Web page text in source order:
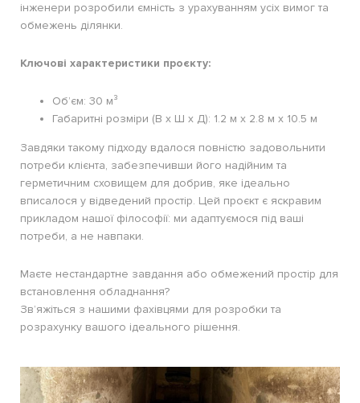
інженери розробили ємність з урахуванням усіх вимог та
обмежень ділянки.
Ключові характеристики проєкту:
Об’єм: 30 м³
Габаритні розміри (В х Ш х Д): 1.2 м х 2.8 м х 10.5 м
Завдяки такому підходу вдалося повністю задовольнити
потреби клієнта, забезпечивши його надійним та
герметичним сховищем для добрив, яке ідеально
вписалося у відведений простір. Цей проєкт є яскравим
прикладом нашої філософії: ми адаптуємося під ваші
потреби, а не навпаки.
Маєте нестандартне завдання або обмежений простір для
встановлення обладнання?
Зв’яжіться з нашими фахівцями для розробки та
розрахунку вашого ідеального рішення.